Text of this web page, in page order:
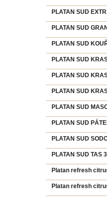
PLATAN SUD
PLATAN SUD
PLATAN SUD
PLATAN SUD
PLATAN SUD
PLATAN SUD
PLATAN SUD
PLATAN SUD
PLATAN SUD
PLATAN SUD TAS
Platan refresh
Platan refresh